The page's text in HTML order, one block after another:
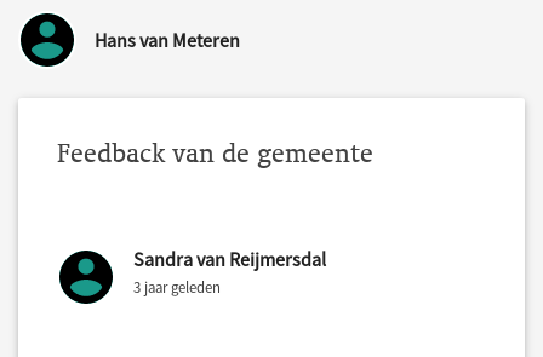
Hans van Meteren
Feedback van de gemeente
Sandra van Reijmersdal
3 jaar geleden